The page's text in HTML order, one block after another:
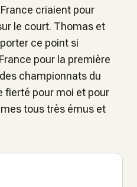
criaient pour
le court. Thomas et
ce point si
pour la première
championnats du
fierté pour moi et pour
tous très émus et